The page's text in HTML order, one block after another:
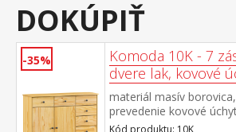
DOKÚPIŤ
-35%
Komoda 10K - 7
dvere lak, kovové
materiál masív
prevedenie kovové
prevedení černená
Kód produktu: 10K